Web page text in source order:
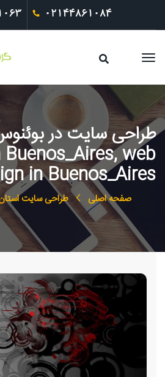
02144861084
web
in Buenos_Aires
صفحه اصلی طراحی سایت